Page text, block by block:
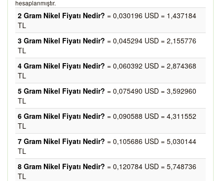
hesaplanmıştır.
2 Gram Nikel Fiyatı Nedir? = 0,030196 USD = 1,437184
TL
3 Gram Nikel Fiyatı Nedir? = 0,045294 USD = 2,155776
TL
4 Gram Nikel Fiyatı Nedir? = 0,060392 USD = 2,874368
TL
5 Gram Nikel Fiyatı Nedir? = 0,075490 USD = 3,592960
TL
6 Gram Nikel Fiyatı Nedir? = 0,090588 USD = 4,311552
TL
7 Gram Nikel Fiyatı Nedir? = 0,105686 USD = 5,030144
TL
8 Gram Nikel Fiyatı Nedir? = 0,120784 USD = 5,748736
TL